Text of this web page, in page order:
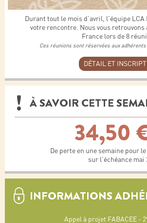
Durant tout le mois d’avril, l'équipe
votre rencontre. Nous vous retrouvons
France lors de 8
Ces réunions sont réservées aux
DÉTAIL ET
À SAVOIR CETTE
34,50
De perte en une semaine pour
sur l’échéance mai
INFORMATIONS
Appel à projet FABACEE - 2